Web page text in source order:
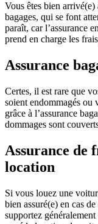
Vous êtes bien arrivé(e)
bagages, qui se font
paraît, car l’assurance
prend en charge les
Assurance
Certes, il est rare que
soient endommagés ou
grâce à l’assurance
dommages sont
Assurance de
location
Si vous louez une
bien assuré(e) en cas
supportez